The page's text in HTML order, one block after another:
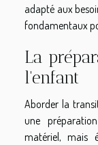
adapté aux
fondamentaux
La
l'enfant
Aborder la
une
matériel, mais